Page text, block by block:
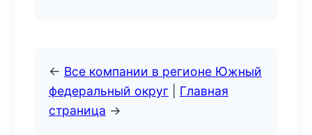
← Все компании в регионе Южный
федеральный округ
Главная
страница →